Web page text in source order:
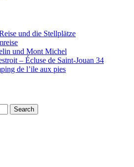
und die Stellplätze
und Mont Michel
– Écluse de Saint-Jouan 34
de l’ile aux pies